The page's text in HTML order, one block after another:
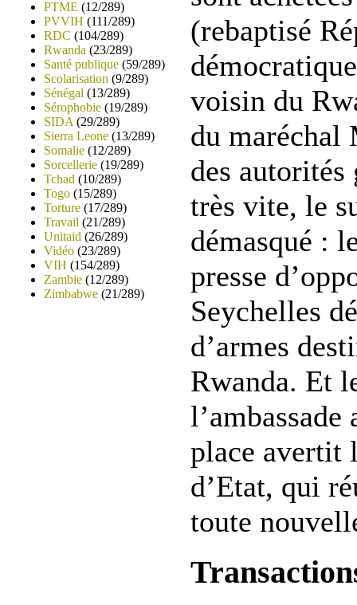
PTME (12/289)
PVVIH (111/289)
RDC (104/289)
Rwanda (23/289)
Santé publique (59/289)
Scolarisation (9/289)
Sénégal (13/289)
Sérophobie (19/289)
SIDA (29/289)
Sierra Leone (13/289)
Somalie (12/289)
Sorcellerie (19/289)
Tchad (10/289)
Togo (15/289)
Torture (17/289)
Travail (21/289)
Unitaid (26/289)
Vidéo (23/289)
VIH (154/289)
Zambie (12/289)
Zimbabwe (21/289)
(rebaptisé
voisin du
du maréchal
des
très vite, le
démasqué :
presse
Seychelles
d’armes
Rwanda. Et
place avertit
d’Etat, qui
toute